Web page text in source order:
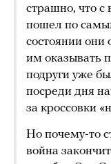
страшно, что с
пошел по
состоянии они
им оказывать
подруги уже
посреди дня
за кроссовки
Но почему-то
война